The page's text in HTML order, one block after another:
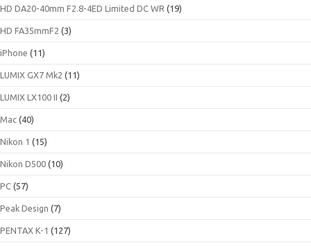
HD DA20-40mm F2.8-4ED Limited DC WR (19)
HD FA35mmF2 (3)
iPhone (11)
LUMIX GX7 Mk2 (11)
LUMIX LX100 II (2)
Mac (40)
Nikon 1 (15)
Nikon D500 (10)
PC (57)
Peak Design (7)
PENTAX K-1 (127)